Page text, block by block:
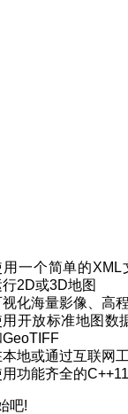
用一个简单的
行2D或3D地图
视化海量影像、高
用开放标准地图数
GeoTIFF
本地或通过互联网
用功能齐全的
吧!